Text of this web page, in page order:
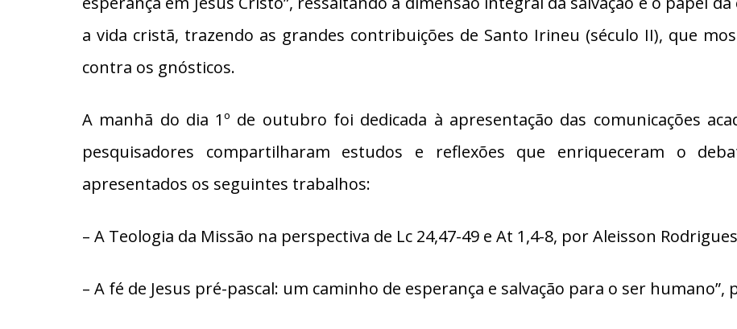
a vida cristã, trazendo as grandes contribuições de Santo Irineu (século II), que
contra os gnósticos.
A manhã do dia 1º de outubro foi dedicada à apresentação das comunicações
pesquisadores compartilharam estudos e reflexões que enriqueceram o
apresentados os seguintes trabalhos:
– A Teologia da Missão na perspectiva de Lc 24,47-49 e At 1,4-8, por Aleisson
– A fé de Jesus pré-pascal: um caminho de esperança e salvação para o ser humano”,